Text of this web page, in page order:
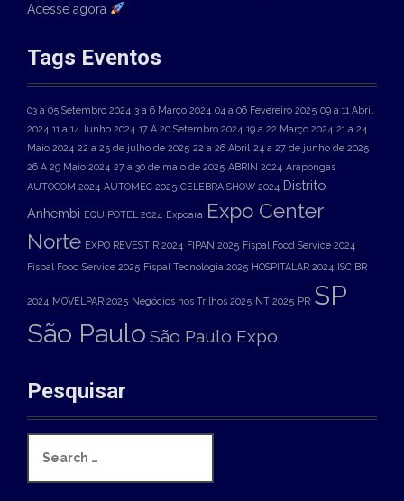
Acesse agora
Tags Eventos
03 a 05 Setembro 2024 3 a 6 Março 2024 04 a 06 Fevereiro 2025 09 a 11 Abril
2024 11 a 14 Junho 2024 17 A 20 Setembro 2024 19 a 22 Março 2024 21 a 24
Maio 2024 22 a 25 de julho de 2025 22 a 26 Abril 24 a 27 de junho de 2025
26 A 29 Maio 2024 27 a 30 de maio de 2025 ABRIN 2024 Arapongas
AUTOCOM 2024 AUTOMEC 2025 CELEBRA SHOW 2024 Distrito
Anhembi EQUIPOTEL 2024 Expoara Expo Center
Norte EXPO REVESTIR 2024 FIPAN 2025 Fispal Food Service 2024
Fispal Food Service 2025 Fispal Tecnologia 2025 HOSPITALAR 2024 ISC BR
2024 MOVELPAR 2025 Negócios nos Trilhos 2025 NT 2025 PR SP
São Paulo São Paulo Expo
Pesquisar
a